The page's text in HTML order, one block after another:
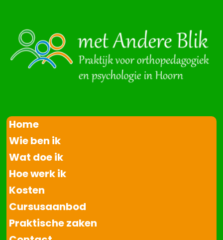
Home
Wie ben ik
Wat doe ik
Hoe werk ik
Kosten
Cursusaanbod
Praktische zaken